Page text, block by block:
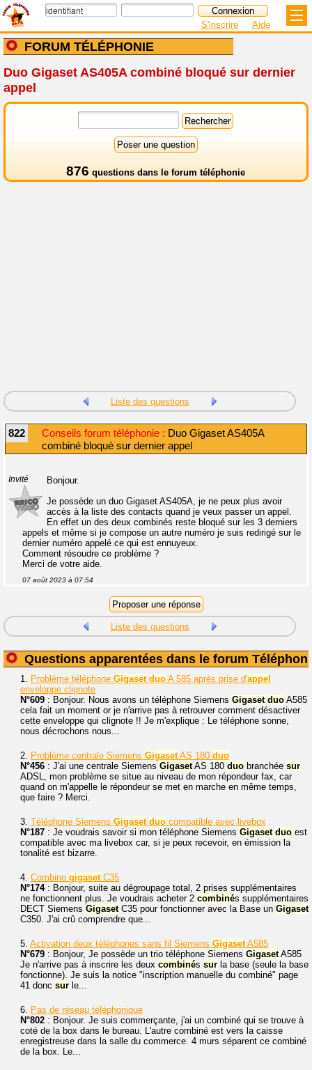
FORUM TÉLÉPHONIE
S'inscrire Aide
Duo Gigaset AS405A combiné bloqué sur dernier
appel
876 questions dans le forum téléphonie
Liste des questions
822 Conseils forum téléphonie : Duo Gigaset AS405A
combiné bloqué sur dernier appel
Invité
Bonjour.
Je possède un duo Gigaset AS405A, je ne peux plus avoir
accès à la liste des contacts quand je veux passer un appel.
En effet un des deux combinés reste bloqué sur les 3 derniers
appels et même si je compose un autre numéro je suis redirigé sur le
dernier numéro appelé ce qui est ennuyeux.
Comment résoudre ce problème ?
Merci de votre aide.
07 août 2023 à 07:54
Liste des questions
Questions apparentées dans le forum
1. Problème téléphone Gigaset duo A 585 après prise d'appel
enveloppe clignote
N°609 : Bonjour. Nous avons un téléphone Siemens Gigaset duo A585
cela fait un moment or je n'arrive pas à retrouver comment désactiver
cette enveloppe qui clignote !! Je m'explique : Le téléphone sonne,
nous décrochons nous...
2. Problème centrale Siemens GigasetAS 180 duo
N°456 : J'ai une centrale Siemens GigasetAS 180 duo branchée sur
ADSL, mon problème se situe au niveau de mon répondeur fax, car
quand on m'appelle le répondeur se met en marche en même temps,
que faire ? Merci.
3. Téléphone Siemens Gigaset duo compatible avec livebox
N°187 : Je voudrais savoir si mon téléphone Siemens Gigaset duo est
compatible avec ma livebox car, si je peux recevoir, en émission la
tonalité est bizarre.
4. Combine gigasetC35
N°174: Bonjour, suite au dégroupage total, 2 prises supplémentaires
ne fonctionnent plus. Je voudrais acheter 2 combinés supplémentaires
DECT Siemens GigasetC35 pour fonctionner avec la Base un Gigaset
C350. J'ai crû comprendre que...
5. Activation deux téléphones sans fil Siemens GigasetA585
N°679 : Bonjour, Je possède un trio téléphone Siemens GigasetA585
Je n'arrive pas à inscrire les deux combinés sur la base (seule la base
fonctionne). Je suis la notice "inscription manuelle du combiné" page
41 donc sur le...
6. Pas de réseau téléphonique
N°802 : Bonjour. Je suis commerçante, j'ai un combiné qui se trouve à
coté de la box dans le bureau. L'autre combiné est vers la caisse
enregistreuse dans la salle du commerce. 4 murs séparent ce combiné
de la box. Le...